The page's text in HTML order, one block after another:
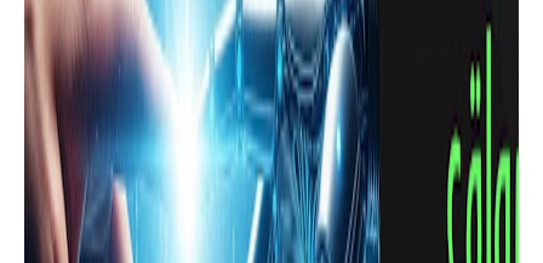
تطبيقات للهاتف
تطبيق رصد الزلازل يرسل لك أشعاراً عند
مراقبة أي شيء خطير